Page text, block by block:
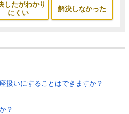
したがわかり
にくい
解決しなかった
扱いにすることはできますか？
？